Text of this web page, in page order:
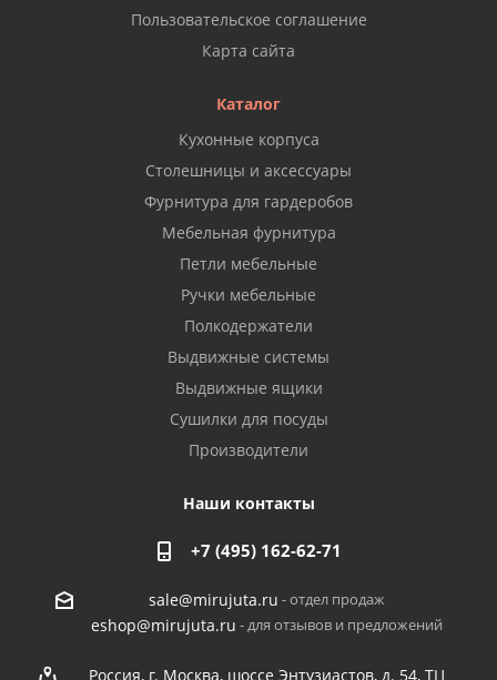
Пользовательское соглашение
Карта сайта
Каталог
Кухонные корпуса
Столешницы и аксессуары
Фурнитура для гардеробов
Мебельная фурнитура
Петли мебельные
Ручки мебельные
Полкодержатели
Выдвижные системы
Выдвижные ящики
Сушилки для посуды
Производители
Наши контакты
+7 (495) 162-62-71
sale@mirujuta.ru - отдел продаж
eshop@mirujuta.ru - для отзывов и предложений
Россия, г. Москва, шоссе Энтузиастов, д. 54, ТЦ